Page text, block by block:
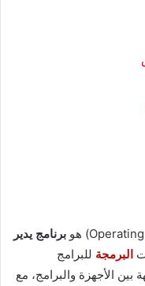
برنامج يدير
البرمجة للبرامج
الأجهزة والبرامج، مع